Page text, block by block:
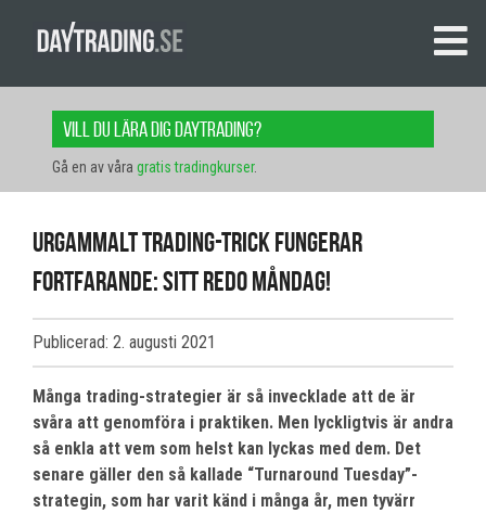
Vill du lära dig daytrading?
Gå en av våra gratis tradingkurser.
Urgammalt trading-trick fungerar
fortfarande: Sitt redo måndag!
Publicerad: 2. augusti 2021
Många trading-strategier är så invecklade att de är
svåra att genomföra i praktiken. Men lyckligtvis är andra
så enkla att vem som helst kan lyckas med dem. Det
senare gäller den så kallade “Turnaround Tuesday”-
strategin, som har varit känd i många år, men tyvärr